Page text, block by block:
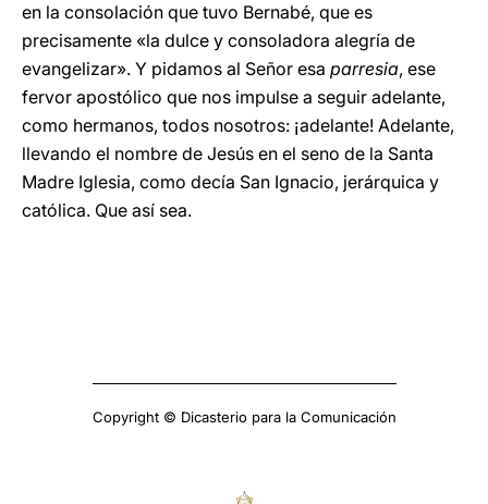
en la consolación que tuvo Bernabé, que es
precisamente «la dulce y consoladora alegría de
evangelizar». Y pidamos al Señor esa parresia, ese
fervor apostólico que nos impulse a seguir adelante,
como hermanos, todos nosotros: ¡adelante! Adelante,
llevando el nombre de Jesús en el seno de la Santa
Madre Iglesia, como decía San Ignacio, jerárquica y
católica. Que así sea.
Copyright © Dicasterio para la Comunicación